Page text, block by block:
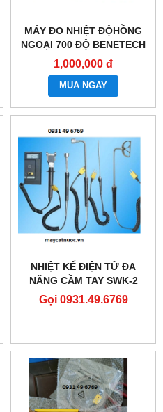
MÁY ĐO NHIỆT ĐỘHỒNG
NGOẠI 700 ĐỘ BENETECH
GM700
1,000,000 đ
MUA NGAY
NHIỆT KẾ ĐIỆN TỬ ĐA
NĂNG CẦM TAY SWK-2
Gọi 0931.49.6769